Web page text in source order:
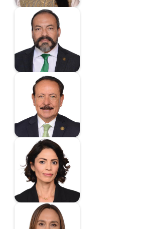
Delgado Carrillo
Felipe Miguel
Diputado
Durán Reveles José
Luis
Diputado
Espino Suárez Mayra
Diputada
Fernández Cruz
Nayeli Arlen